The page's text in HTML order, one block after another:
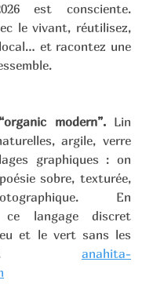
est consciente.
le vivant, réutilisez,
et racontez une
modern”. Lin
argile, verre
graphiques : on
sobre, texturée,
En
ce langage discret
et le vert sans les
anahita-